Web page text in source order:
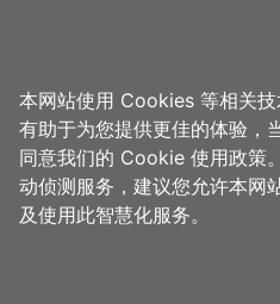
首页 > 想去的地方 > 美食、购物 >
利百代彩笔
店家
本网站使用 Cookies 等相关
有助于为您提供更佳的体验，
同意我们的 Cookie 使用政策
动侦测服务，建议您允许本网
及使用此智慧化服务。